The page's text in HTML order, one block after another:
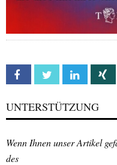
Facebook Twitter Linkedin
UNTERSTÜTZUNG
Wenn Ihnen unser Artikel
des